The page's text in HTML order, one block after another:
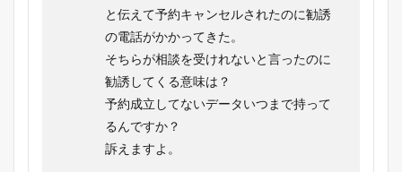
と伝えて予約キャンセルされたのに勧誘
の電話がかかってきた。
そちらが相談を受けれないと言ったのに
勧誘してくる意味は？
予約成立してないデータいつまで持って
るんですか？
訴えますよ。